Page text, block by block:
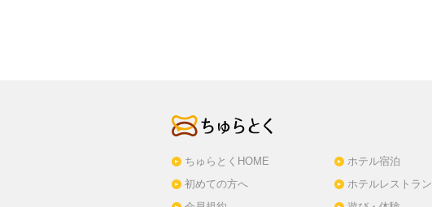
ちゅらとくHOME
初めての方へ
ホテル宿泊
ホテルレストラン